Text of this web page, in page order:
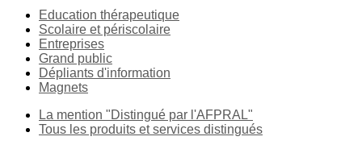
Education thérapeutique
Scolaire et périscolaire
Entreprises
Grand public
Dépliants d'information
Magnets
La mention "Distingué par l'AFPRAL"
Tous les produits et services distingués